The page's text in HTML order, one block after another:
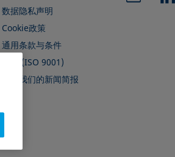
数据隐私声明
Cookie政策
通用条款与条件
证书 (ISO 9001)
订阅我们的新闻简报